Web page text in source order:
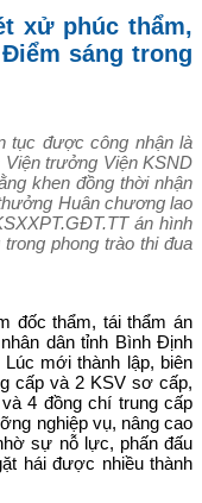
xử phúc thẩm,
sáng trong
tục được công nhận là
trưởng Viện KSND
khen đồng thời nhận
Huân chương lao
án hình
phong trào thi đua
đốc thẩm, tái thẩm án
dân tỉnh Bình Định
mới thành lập, biên
cấp và 2 KSV sơ cấp,
4 đồng chí trung cấp
nghiệp vụ, nâng cao
sự nỗ lực, phấn đấu
hái được nhiều thành